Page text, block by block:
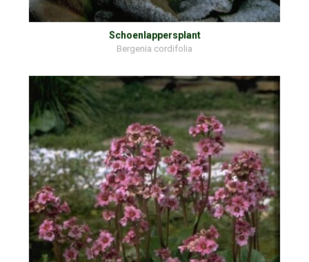
Schoenlappersplant
Bergenia cordifolia